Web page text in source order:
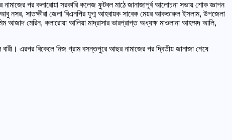
পর কলারোয়া সরকারি কলেজ ফুটবল মাঠে জানাজাপূর্ব আলোচনা সভায় শোক জ্ঞাপন
নসর, সাতক্ষীরা জেলা বিএনপির যুগ্ম আহবায়ক সাবেক মেয়র আকতারুল ইসলাম, উপজেলা
আজাদ মেরিন, কলারোয়া আলিয়া মাদ্রাসার ভারপ্রাপ্ত অধ্যক্ষ মাওলানা আহম্মদ আলি,
বারী। এরপর বিকেলে নিজ গ্রাম বসন্তপুরে আছর নামাজের পর দ্বিতীয় জানাজা শেষে